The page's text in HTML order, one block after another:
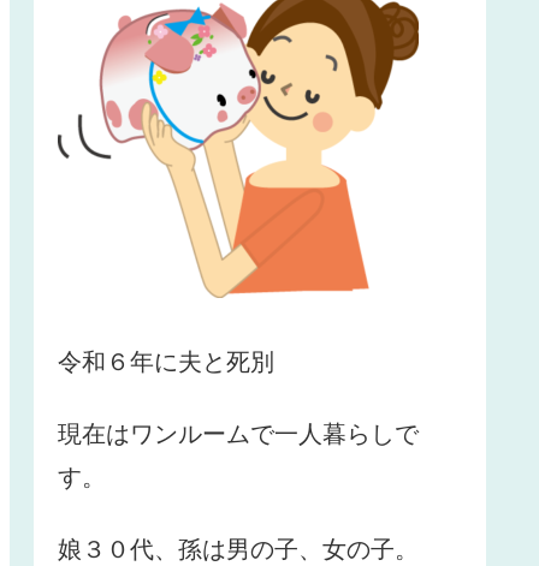
令和６年に夫と死別
現在はワンルームで一人暮らしで
す。
娘３０代、孫は男の子、女の子。